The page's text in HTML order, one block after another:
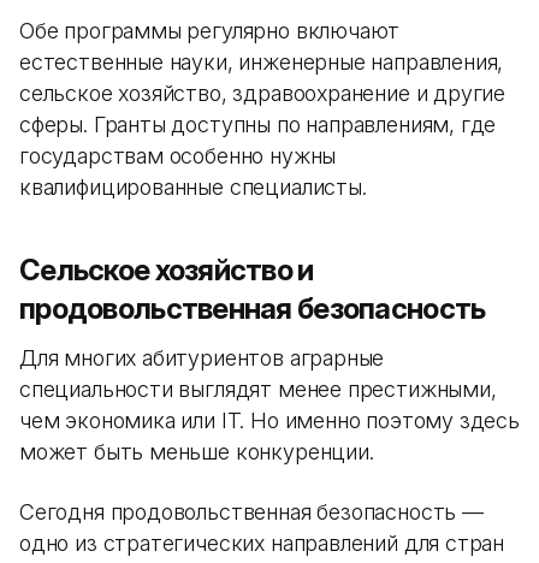
Обе программы регулярно включают
естественные науки, инженерные направления,
сельское хозяйство, здравоохранение и другие
сферы. Гранты доступны по направлениям, где
государствам особенно нужны
квалифицированные специалисты.
Сельское хозяйство и
продовольственная безопасность
Для многих абитуриентов аграрные
специальности выглядят менее престижными,
чем экономика или IT. Но именно поэтому здесь
может быть меньше конкуренции.
Сегодня продовольственная безопасность —
одно из стратегических направлений для стран